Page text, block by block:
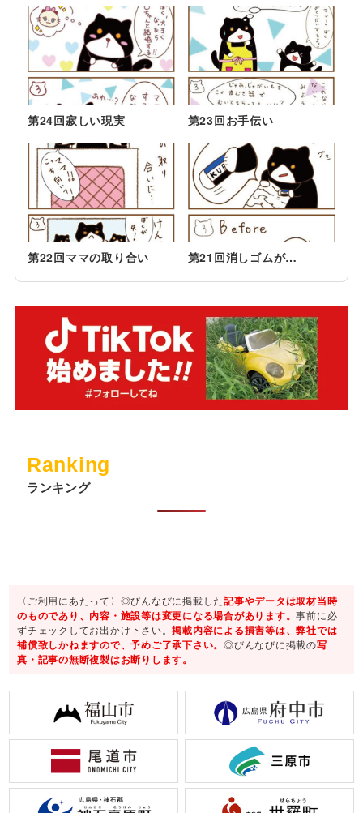
第24回寂しい現実 第23回お手伝い
第22回ママの取り合い 第21回消しゴムが…
Ranking
ランキング
〈ご利用にあたって〉◎びんなびに掲載した記事やデータは取材当時
のものであり、内容・施設等は変更になる場合があります。事前に必
ずチェックしてお出かけ下さい。掲載内容による損害等は、弊社では
補償致しかねますので、予めご了承下さい。◎びんなびに掲載の写
真・記事の無断複製はお断りします。